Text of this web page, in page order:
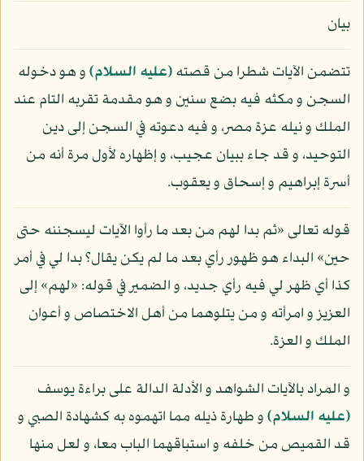
بيان
تتضمن الآيات شطرا من قصته(عليه السلام)و هو دخوله
السجن و مكثه فيه بضع سنين و هو مقدمة تقربه التام عند
الملك و نيله عزة مصر، و فيه دعوته في السجن إلى دين
التوحيد، و قد جاء ببيان عجيب، و إظهاره لأول مرة أنه من
أسرة إبراهيم و إسحاق و يعقوب.
قوله تعالى «ثم بدا لهم من بعد ما رأوا الآيات ليسجننه حتى
حين» البداء هو ظهور رأي بعد ما لم يكن يقال؟ بدا لي في أمر
كذا أي ظهر لي فيه رأي جديد، و الضمير في قوله: «لهم» إلى
العزيز و امرأته و من يتلوهما من أهل الاختصاص و أعوان
الملك و العزة.
و المراد بالآيات الشواهد و الأدلة الدالة على براءة يوسف
(عليه السلام)و طهارة ذيله مما اتهموه به كشهادة الصبي و
قد القميص من خلفه و استباقهما الباب معا، و لعل منها